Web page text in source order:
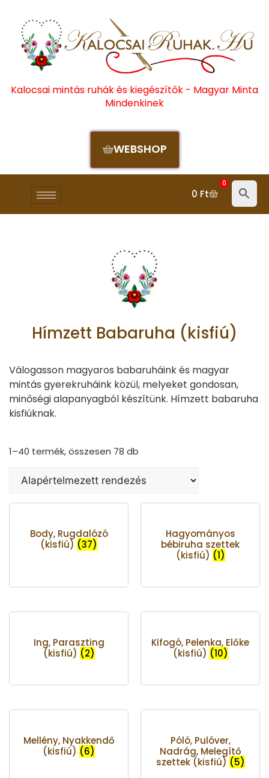
Kalocsai mintás ruhák és kiegészítők - Magyar Minta
Mindenkinek
WEBSHOP
0 Ft
0
Hímzett Babaruha (kisfiú)
Válogasson magyaros babaruháink és magyar
mintás gyerekruháink közül, melyeket gondosan,
minőségi alapanyagból készítünk. Hímzett babaruha
kisfiúknak.
1–40 termék, összesen 78 db
Body, Rugdalózó
(kisfiú) (37)
Hagyományos
bébiruha szettek
(kisfiú) (1)
Ing, Paraszting
(kisfiú) (2)
Kifogó, Pelenka, Előke
(kisfiú) (10)
Mellény, Nyakkendő
(kisfiú) (6)
Póló, Pulóver,
Nadrág, Melegítő
szettek (kisfiú) (5)